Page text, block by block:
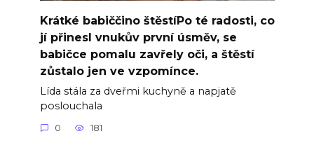
Krátké babiččino štěstíPo té radosti, co
jí přinesl vnukův první úsměv, se
babičce pomalu zavřely oči, a štěstí
zůstalo jen ve vzpomínce.
Lída stála za dveřmi kuchyně a napjatě
poslouchala
0 181